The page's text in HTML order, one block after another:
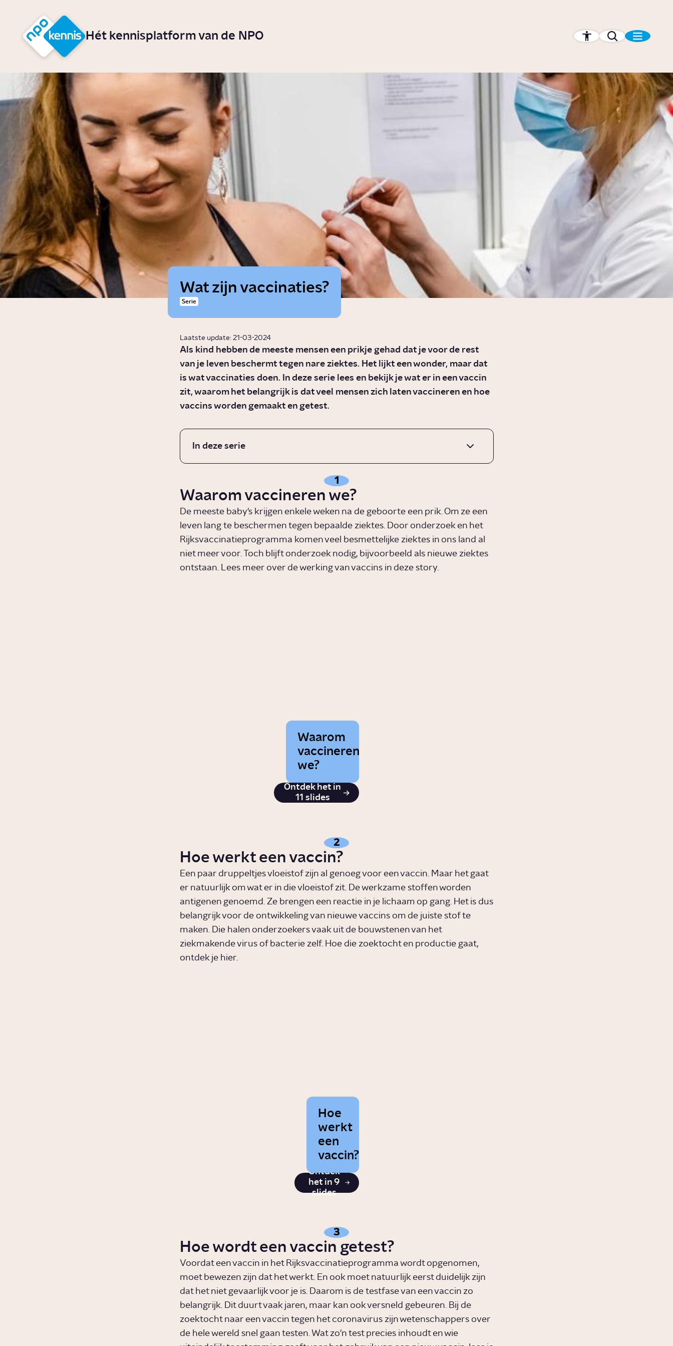
Hét kennisplatform van de NPO
Wat zijn vaccinaties?
Serie
Laatste update: 21-03-2024
Als kind hebben de meeste mensen een prikje gehad dat je voor de rest
van je leven beschermt tegen nare ziektes. Het lijkt een wonder, maar dat
is wat vaccinaties doen. In deze serie lees en bekijk je wat er in een vaccin
zit, waarom het belangrijk is dat veel mensen zich laten vaccineren en hoe
vaccins worden gemaakt en getest.
In deze serie
1
Waarom vaccineren we?
De meeste baby's krijgen enkele weken na de geboorte een prik. Om ze een
leven lang te beschermen tegen bepaalde ziektes. Door onderzoek en het
Rijksvaccinatieprogramma komen veel besmettelijke ziektes in ons land al
niet meer voor. Toch blijft onderzoek nodig, bijvoorbeeld als nieuwe ziektes
ontstaan. Lees meer over de werking van vaccins in deze story.
Waarom
vaccineren
we?
Ontdek het in
11 slides
2
Hoe werkt een vaccin?
Een paar druppeltjes vloeistof zijn al genoeg voor een vaccin. Maar het gaat
er natuurlijk om wat er in die vloeistof zit. De werkzame stoffen worden
antigenen genoemd. Ze brengen een reactie in je lichaam op gang. Het is dus
belangrijk voor de ontwikkeling van nieuwe vaccins om de juiste stof te
maken. Die halen onderzoekers vaak uit de bouwstenen van het
ziekmakende virus of bacterie zelf. Hoe die zoektocht en productie gaat,
ontdek je hier.
Hoe
werkt
een
vaccin?
Ontdek
het in 9
slides
3
Hoe wordt een vaccin getest?
Voordat een vaccin in het Rijksvaccinatieprogramma wordt opgenomen,
moet bewezen zijn dat het werkt. En ook moet natuurlijk eerst duidelijk zijn
dat het niet gevaarlijk voor je is. Daarom is de testfase van een vaccin zo
belangrijk. Dit duurt vaak jaren, maar kan ook versneld gebeuren. Bij de
zoektocht naar een vaccin tegen het coronavirus zijn wetenschappers over
de hele wereld snel gaan testen. Wat zo'n test precies inhoudt en wie